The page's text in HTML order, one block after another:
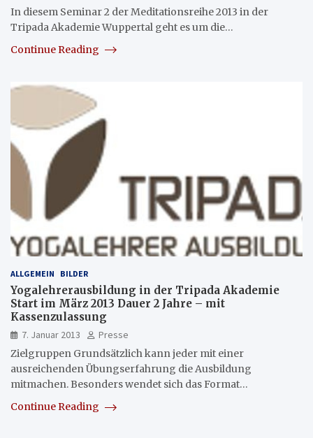
In diesem Seminar 2 der Meditationsreihe 2013 in der
Tripada Akademie Wuppertal geht es um die…
Continue Reading
ALLGEMEIN BILDER
Yogalehrerausbildung in der Tripada Akademie
Start im März 2013 Dauer 2 Jahre – mit
Kassenzulassung
7. Januar 2013
Presse
Zielgruppen Grundsätzlich kann jeder mit einer
ausreichenden Übungserfahrung die Ausbildung
mitmachen. Besonders wendet sich das Format…
Continue Reading